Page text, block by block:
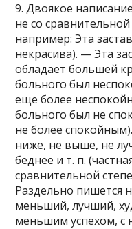
9. Двоякое
не со
например: Эта
некрасива). — Эта
обладает большей
больного был
еще более
больного был не
не более
ниже, не выше, не
беднее и т. п.
сравнительной
Раздельно пишется
меньший, лучший,
меньшим успехом, с